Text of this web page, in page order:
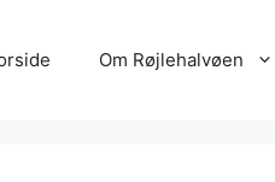
Om Røjlehalvøen